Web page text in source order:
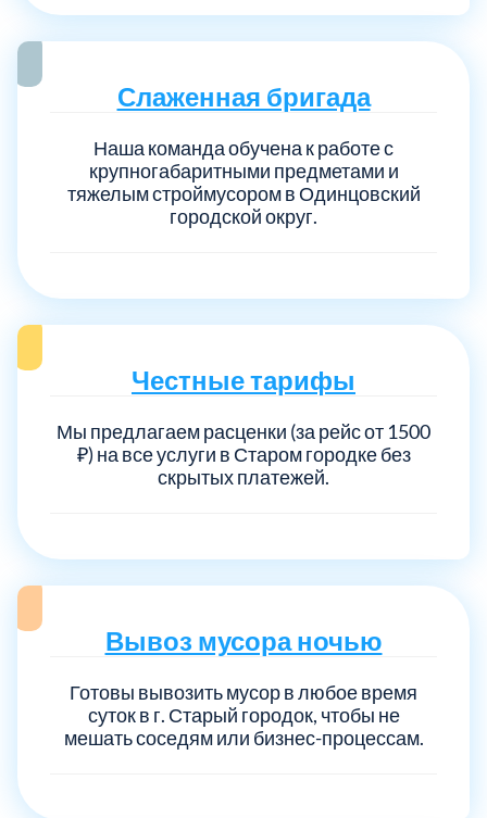
Слаженная бригада
Наша команда обучена к работе с
крупногабаритными предметами и
тяжелым строймусором в Одинцовский
городской округ.
Честные тарифы
Мы предлагаем расценки (за рейс от 1500
₽) на все услуги в Старом городке без
скрытых платежей.
Вывоз мусора ночью
Готовы вывозить мусор в любое время
суток в г. Старый городок, чтобы не
мешать соседям или бизнес-процессам.